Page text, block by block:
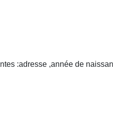
:adresse ,année de